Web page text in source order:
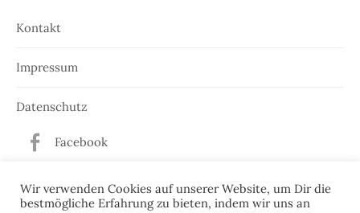
Kontakt
Impressum
Datenschutz
Facebook
Twitter
Wir verwenden Cookies auf unserer Website, um Dir die
bestmögliche Erfahrung zu bieten, indem wir uns an